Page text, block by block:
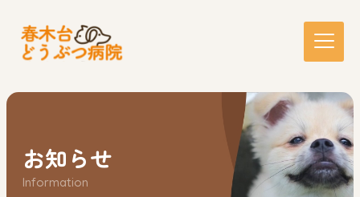
お知らせ
Information